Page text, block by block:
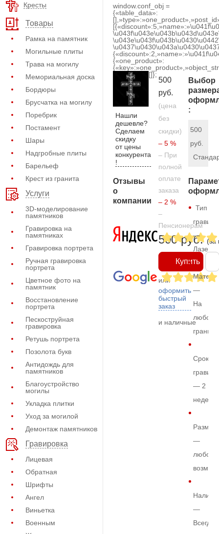
Кресты
Товары
Рамка на памятник
Могильные плиты
Трава на могилу
Мемориальная доска
Бордюры
Брусчатка на могилу
Поребрик
Постамент
Шары
Надгробные плиты
Барельеф
Крест из гранита
Услуги
3D-моделирование
памятников
Гравировка на
памятниках
Гравировка портрета
Ручная гравировка
портрета
Цветное фото на
памятник
Восстановление
портрета
Пескоструйная
гравировка
Ретушь портрета
Позолота букв
Антидождь для
памятников
Благоустройство
могилы
Укладка плитки
Уход за могилой
Демонтаж памятников
Гравировка
Лицевая
Обратная
Шрифты
Ангел
Виньетка
Военным
window.conf_obj =
{«table_data»:
{«one_product»:
[]};
Нашли
дешевле?
Сделаем
скидку
от цены
конкурента
!
Отзывы
о
компании
500
руб.
(цена
без
скидки)
– 5 %
– При
полной
оплате
заказа
– 2 %
–
Пенсионерам
500 руб. (за
Купить
или
оформить
быстрый
заказ
и наличные
Выбор
:
500
руб.
Тип
—
—
На
любом
граните
Срок
— 2
недели
Размер
—
любой
—
Всегда